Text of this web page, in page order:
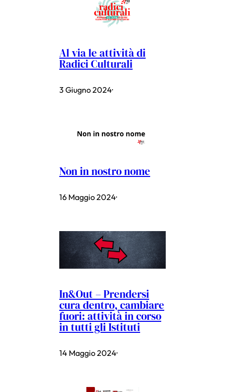
Al via le attività di
Radici Culturali
3 Giugno 2024·
Non in nostro nome
16 Maggio 2024·
In&Out – Prendersi
cura dentro, cambiare
fuori: attività in corso
in tutti gli Istituti
14 Maggio 2024·